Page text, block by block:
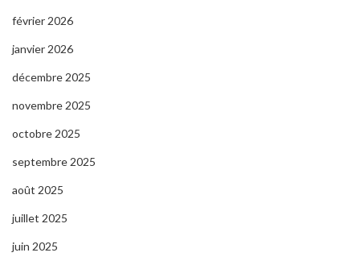
février 2026
janvier 2026
décembre 2025
novembre 2025
octobre 2025
septembre 2025
août 2025
juillet 2025
juin 2025